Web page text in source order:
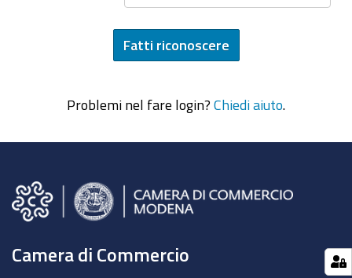
Problemi nel fare login? Chiedi aiuto
Camera di Commercio